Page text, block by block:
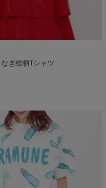
なぎ総柄Tシャツ